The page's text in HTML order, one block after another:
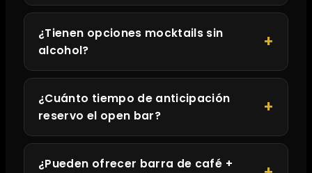
¿Tienen opciones mocktails sin
alcohol?
¿Cuánto tiempo de anticipación
reservo el open bar?
¿Pueden ofrecer barra de café +